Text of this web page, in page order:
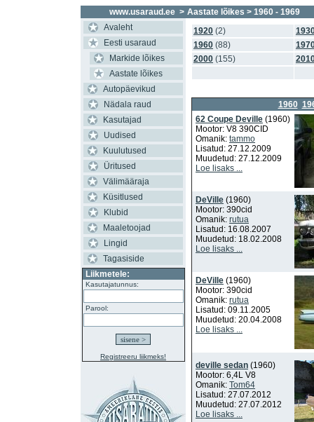
www.usaraud.ee >
Avaleht
Eesti usaraud
Markide lõikes
Aastate lõikes
Autopäevikud
Nädala raud
Kasutajad
Uudised
Kuulutused
Üritused
Välimääraja
Küsitlused
Klubid
Maaletoojad
Lingid
Tagasiside
Liikmetele:
Kasutajatunnus:
Parool:
Registreeru liikmeks!
Aastate lõikes > 1960 - 1969
1920 (2)
1960 (88)
2000 (155)
1960
62 Coupe Deville (1960)
Mootor: V8 390CID
Omanik: tammo
Lisatud: 27.12.2009
Muudetud: 27.12.2009
Loe lisaks ...
DeVille (1960)
Mootor: 390cid
Omanik: rutua
Lisatud: 16.08.2007
Muudetud: 18.02.2008
Loe lisaks ...
DeVille (1960)
Mootor: 390cid
Omanik: rutua
Lisatud: 09.11.2005
Muudetud: 20.04.2008
Loe lisaks ...
deville sedan (1960)
Mootor: 6,4L V8
Omanik: Tom64
Lisatud: 27.07.2012
Muudetud: 27.07.2012
Loe lisaks ...